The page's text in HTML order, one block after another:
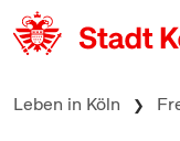
zum Inhalt springen
Leben in Köln